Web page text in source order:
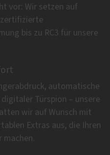
vor: Wir setzen auf
bis zu RC3 für unsere
automatische
Türspion – unsere
wir auf Wunsch mit
Extras aus, die Ihren
machen.